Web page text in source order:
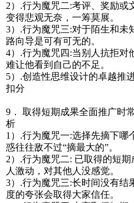
2）.行为魔咒二:考评、奖励或
变得悲观无奈，一筹莫展。
3）.行为魔咒三:对于陌生和未
路向导是可有可无的。
4）.行为魔咒四:当别人抗拒对
难让他看到自己的不足。
5）.创造性思维设计的卓越推
扣分
9． 取得短期成果全面推广时
析
1）.行为魔咒一:选择先摘下哪
惑往往敌不过“摘最大的”。
2）.行为魔咒二: 已取得的短
人激动，对其他人没感觉。
3）.行为魔咒三:长时间没有结
度的夸张会取得大家信任。